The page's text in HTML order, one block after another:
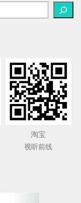
淘宝
视听前线